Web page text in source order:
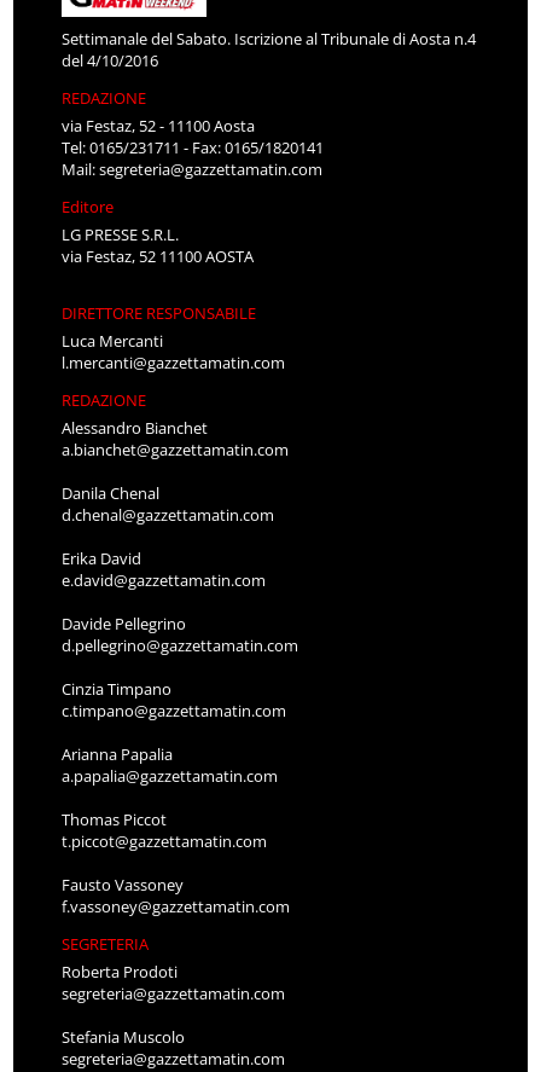
Settimanale del Sabato. Iscrizione al Tribunale di Aosta n.4
del 4/10/2016
REDAZIONE
via Festaz, 52 - 11100 Aosta
Tel: 0165/231711 - Fax: 0165/1820141
Mail:segreteria@gazzettamatin.com
Editore
LG PRESSE S.R.L.
via Festaz, 52 11100 AOSTA
DIRETTORE RESPONSABILE
Luca Mercanti
l.mercanti@gazzettamatin.com
REDAZIONE
Alessandro Bianchet
a.bianchet@gazzettamatin.com
Danila Chenal
d.chenal@gazzettamatin.com
Erika David
e.david@gazzettamatin.com
Davide Pellegrino
d.pellegrino@gazzettamatin.com
Cinzia Timpano
c.timpano@gazzettamatin.com
Arianna Papalia
a.papalia@gazzettamatin.com
Thomas Piccot
t.piccot@gazzettamatin.com
Fausto Vassoney
f.vassoney@gazzettamatin.com
SEGRETERIA
Roberta Prodoti
segreteria@gazzettamatin.com
Stefania Muscolo
segreteria@gazzettamatin.com